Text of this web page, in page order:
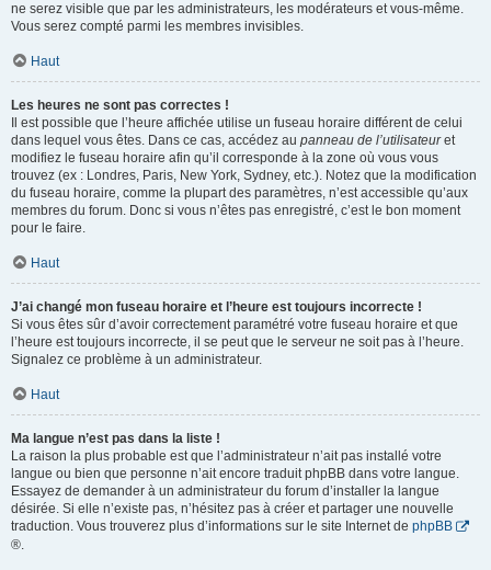
ne serez visible que par les administrateurs, les modérateurs et vous-même.
Vous serez compté parmi les membres invisibles.
Haut
Les heures ne sont pas correctes !
Il est possible que l’heure affichée utilise un fuseau horaire différent de celui
dans lequel vous êtes. Dans ce cas, accédez au panneau de l’utilisateuret
modifiez le fuseau horaire afin qu’il corresponde à la zone où vous vous
trouvez (ex : Londres, Paris, New York, Sydney, etc.). Notez que la modification
du fuseau horaire, comme la plupart des paramètres, n’est accessible qu’aux
membres du forum. Donc si vous n’êtes pas enregistré, c’est le bon moment
pour le faire.
Haut
J’ai changé mon fuseau horaire et l’heure est toujours incorrecte !
Si vous êtes sûr d’avoir correctement paramétré votre fuseau horaire et que
l’heure est toujours incorrecte, il se peut que le serveur ne soit pas à l’heure.
Signalez ce problème à un administrateur.
Haut
Ma langue n’est pas dans la liste !
La raison la plus probable est que l’administrateur n’ait pas installé votre
langue ou bien que personne n’ait encore traduit phpBB dans votre langue.
Essayez de demander à un administrateur du forum d’installer la langue
désirée. Si elle n’existe pas, n’hésitez pas à créer et partager une nouvelle
traduction. Vous trouverez plus d’informations sur le site Internet de phpBB
®.